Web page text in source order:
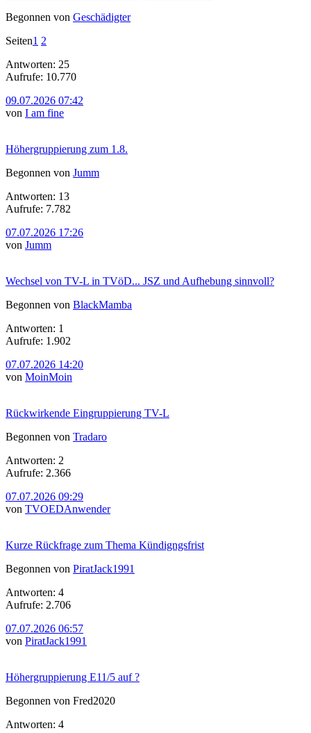
Begonnen von Geschädigter
Seiten1 2
Antworten: 25
Aufrufe: 10.770
09.07.2026 07:42
von I am fine
Höhergruppierung zum 1.8.
Begonnen von Jumm
Antworten: 13
Aufrufe: 7.782
07.07.2026 17:26
von Jumm
Wechsel von TV-L in TVöD... JSZ und Aufhebung sinnvoll?
Begonnen von BlackMamba
Antworten: 1
Aufrufe: 1.902
07.07.2026 14:20
von MoinMoin
Rückwirkende Eingruppierung TV-L
Begonnen von Tradaro
Antworten: 2
Aufrufe: 2.366
07.07.2026 09:29
von TVOEDAnwender
Kurze Rückfrage zum Thema Kündigngsfrist
Begonnen von PiratJack1991
Antworten: 4
Aufrufe: 2.706
07.07.2026 06:57
von PiratJack1991
Höhergruppierung E11/5 auf ?
Begonnen von Fred2020
Antworten: 4